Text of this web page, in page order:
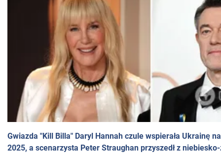
Gwiazda "Kill Billa" Daryl Hannah czule wspierała Ukrainę
2025, a scenarzysta Peter Straughan przyszedł z